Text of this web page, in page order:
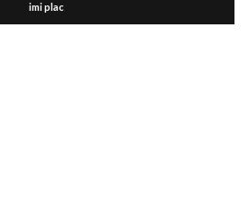
imi plac